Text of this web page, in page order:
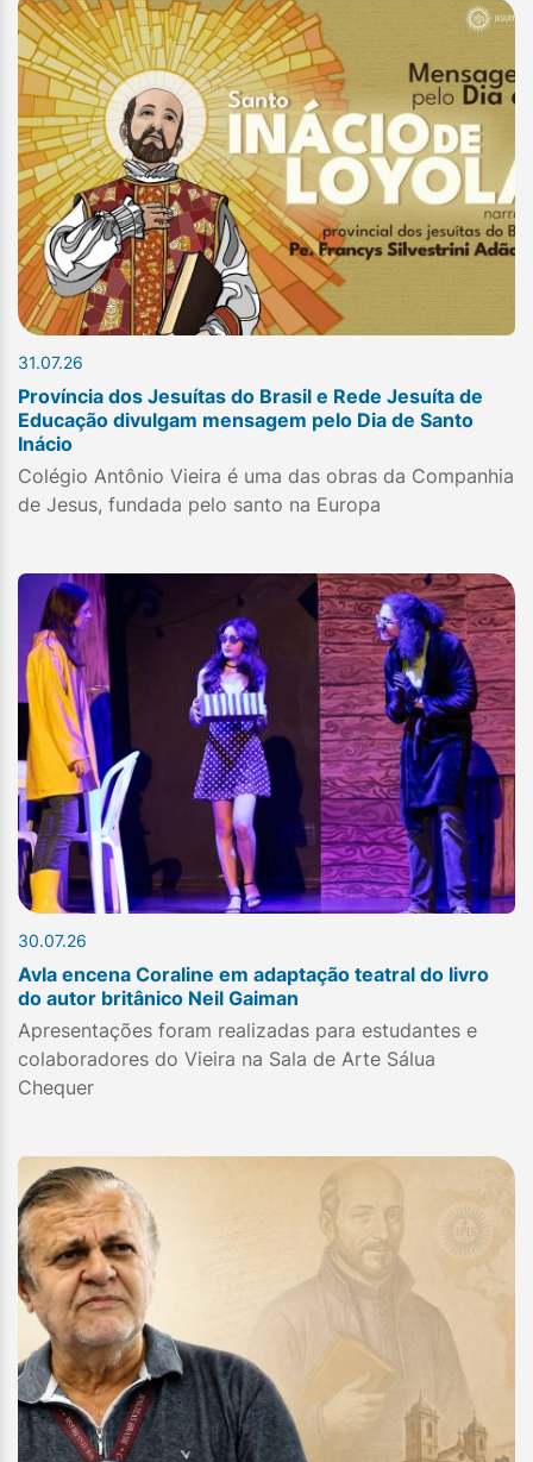
31.07.26
Província dos Jesuítas do Brasil e Rede Jesuíta de
Educação divulgam mensagem pelo Dia de Santo
Inácio
Colégio Antônio Vieira é uma das obras da Companhia
de Jesus, fundada pelo santo na Europa
30.07.26
Avla encena Coraline em adaptação teatral do livro
do autor britânico Neil Gaiman
Apresentações foram realizadas para estudantes e
colaboradores do Vieira na Sala de Arte Sálua
Chequer